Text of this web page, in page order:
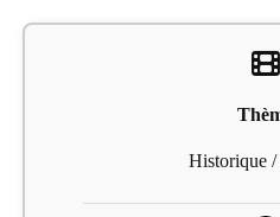
Historique